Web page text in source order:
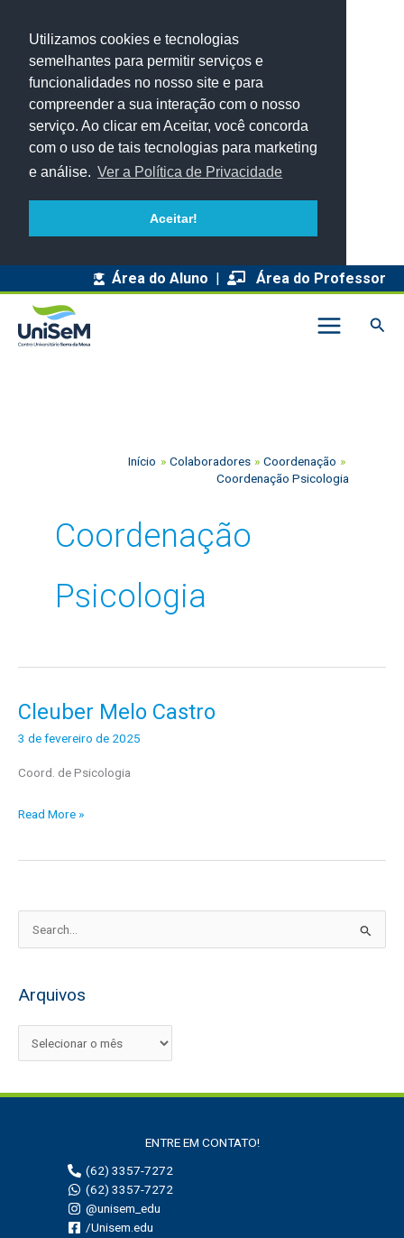
Utilizamos cookies e tecnologias
semelhantes para permitir serviços e
funcionalidades no nosso site e para
compreender a sua interação com o nosso
serviço. Ao clicar em Aceitar, você concorda
com o uso de tais tecnologias para marketing
e análise. Ver a Política de Privacidade
Aceitar!
Área do Aluno | Área do Professor
Início Colaboradores
Coordenação
Coordenação Psicologia
Coordenação
Psicologia
Cleuber Melo Castro
3 de fevereiro de 2025
Coord. de Psicologia
Cleuber
Melo
Read More »
q
u
Arquivos
q
u
ENTRE EM CONTATO!
(62) 3357-7272
(62) 3357-7272
@unisem_edu
/Unisem.edu